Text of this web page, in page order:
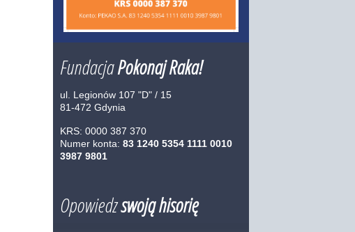
FundacjaPokonaj Raka!
ul. Legionów 107 "D" / 15
81-472 Gdynia
KRS: 0000 387 370
Numer konta:83 1240 5354 1111 0010
3987 9801
Opowiedzswoją hisorię